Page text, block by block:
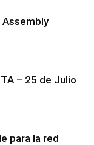
Assembly
– 25 de Julio
para la red